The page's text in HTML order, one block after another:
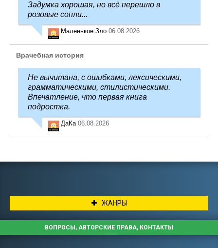
Задумка хорошая, но всё перешло в
розовые сопли...
Маленькое Зло 06.08.2026
Врачебная история
Не вычитана, с ошибками, лексическими,
грамматическими, стилистическими.
Впечатление, что первая книга
подростка.
ДаКа 06.08.2026
ЖАНРЫ
ВОПРОСЫ, АВТОРСКИЕ ПРАВА, КОНТАКТЫ